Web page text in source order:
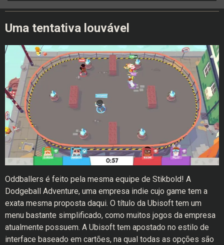
Uma tentativa louvável
Oddballers é feito pela mesma equipe de Stikbold! A
Dodgeball Adventure, uma empresa indie cujo game tem a
exata mesma proposta daqui. O título da Ubisoft tem um
menu bastante simplificado, como muitos jogos da empresa
atualmente possuem. A Ubisoft tem apostado no estilo de
interface baseado em cartões, na qual todas as opções são